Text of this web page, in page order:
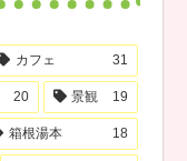
カフェ 31
20 景観 19
箱根湯本 18